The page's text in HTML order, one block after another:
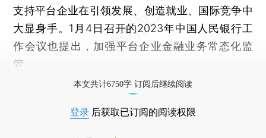
支持平台企业在引领发展、创造就业、国际竞争中
大显身手。1月4日召开的2023年中国人民银行工
作会议也提出，加强平台企业金融业务常态化监
管。
本文共计6750字 订阅后继续阅读
登录 后获取已订阅的阅读权限